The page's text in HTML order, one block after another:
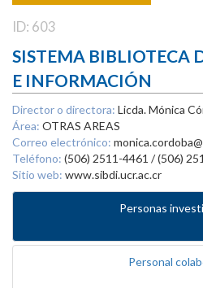
ID: 603
SISTEMA BIBLIOTECA
E INFORMACIÓN
Director o directora: Licda. Mónica
Área: OTRAS AREAS
Correo electrónico:
Teléfono: (506) 2511-4461 / (506)
Sitio web: www.sibdi.ucr.ac.cr
Personas
Personal